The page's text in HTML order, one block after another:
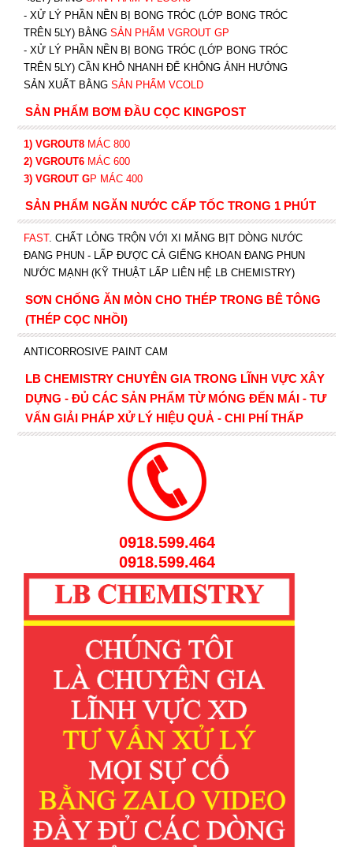
- XỬ LÝ PHẦN NỀN BỊ BONG TRÓC (LỚP BONG TRÓC
TRÊN 5LY) BẰNG SẢN PHẨM VGROUT GP
- XỬ LÝ PHẦN NỀN BỊ BONG TRÓC (LỚP BONG TRÓC
TRÊN 5LY) CẦN KHÔ NHANH ĐỂ KHÔNG ẢNH HƯỞNG
SẢN XUẤT BẰNG SẢN PHẨM VCOLD
SẢN PHẨM BƠM ĐẦU CỌC KINGPOST
1) VGROUT8 MÁC 800
2) VGROUT6MÁC 600
3) VGROUT GP MÁC 400
SẢN PHẨM NGĂN NƯỚC CẤP TỐC TRONG 1 PHÚT
FAST. CHẤT LỎNG TRỘN VỚI XI MĂNG BỊT DÒNG NƯỚC
ĐANG PHUN - LẤP ĐƯỢC CẢ GIẾNG KHOAN ĐANG PHUN
NƯỚC MẠNH (KỸ THUẬT LẤP LIÊN HỆ LB CHEMISTRY)
SƠN CHỐNG ĂN MÒN CHO THÉP TRONG BÊ TÔNG
(THÉP CỌC NHỒI)
ANTICORROSIVE PAINT CAM
LB CHEMISTRY CHUYÊN GIA TRONG LĨNH VỰC XÂY
DỰNG - ĐỦ CÁC SẢN PHẨM TỪ MÓNG ĐẾN MÁI - TƯ
VẤN GIẢI PHÁP XỬ LÝ HIỆU QUẢ - CHI PHÍ THẤP
0918.599.464
0918.599.464